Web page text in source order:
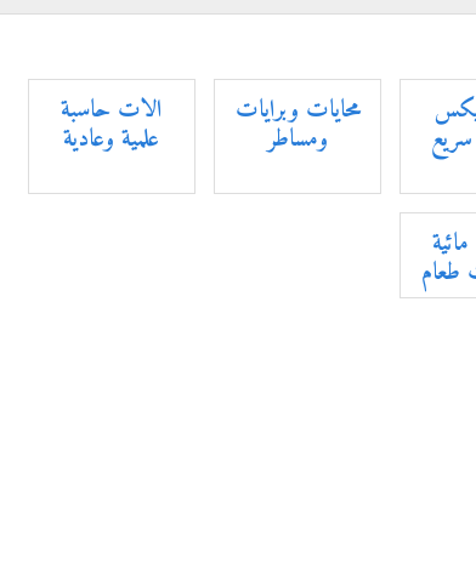
محايات وبرايات
ومساطر
الات حاسبة
علمية وعادية
طعام